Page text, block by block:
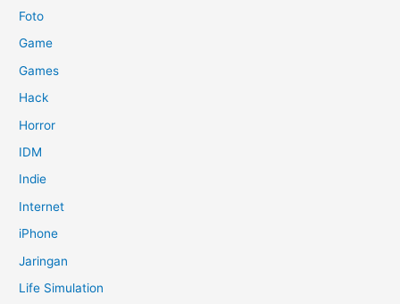
Foto
Game
Games
Hack
Horror
IDM
Indie
Internet
iPhone
Jaringan
Life Simulation